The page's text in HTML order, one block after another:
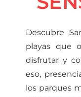
Descubre
playas que
disfrutar y
eso,
los parques